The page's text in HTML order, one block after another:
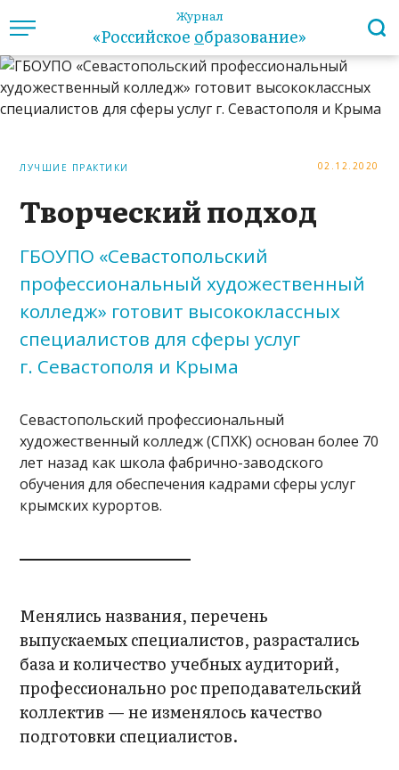
Журнал
«Российское образование»
ЛУЧШИЕ ПРАКТИКИ 02.12.2020
Творческий подход
ГБОУПО «Севастопольский
профессиональный художественный
колледж» готовит высококлассных
специалистов для сферы услуг
г. Севастополя и Крыма
Севастопольский профессиональный
художественный колледж (СПХК) основан более 70
лет назад как школа фабрично-заводского
обучения для обеспечения кадрами сферы услуг
крымских курортов.
Менялись названия, перечень
выпускаемых специалистов, разрастались
база и количество учебных аудиторий,
профессионально рос преподавательский
коллектив — не изменялось качество
подготовки специалистов.